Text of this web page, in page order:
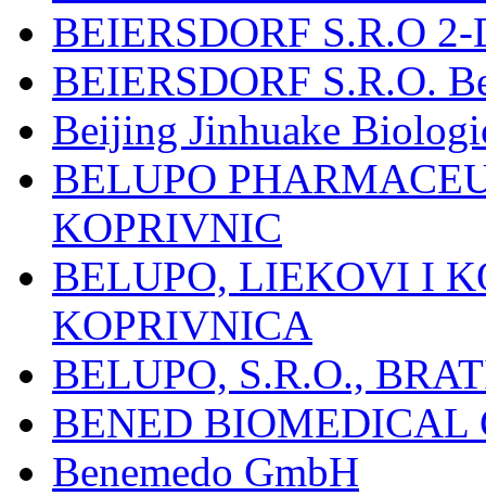
BEIERSDORF S.R.O
BEIERSDORF S.R.O.
Beijing Jinhuake
BELUPO
KOPRIVNIC
BELUPO, LIEKOVI I
KOPRIVNICA
BELUPO, S.R.O.,
BENED BIOMEDICAL
Benemedo GmbH